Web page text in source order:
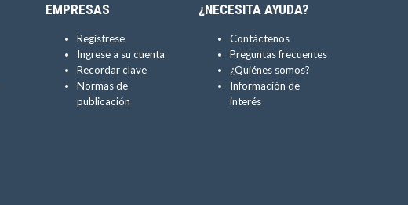
EMPRESAS
Regístrese
Ingrese a su cuenta
Recordar clave
Normas de
publicación
¿NECESITA AYUDA?
Contáctenos
Preguntas frecuentes
¿Quiénes somos?
Información de
interés